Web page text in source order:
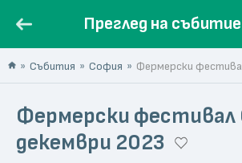
Преглед на събитие
Събития София Фермерски фестивал
Фермерски фестивал
декември 2023